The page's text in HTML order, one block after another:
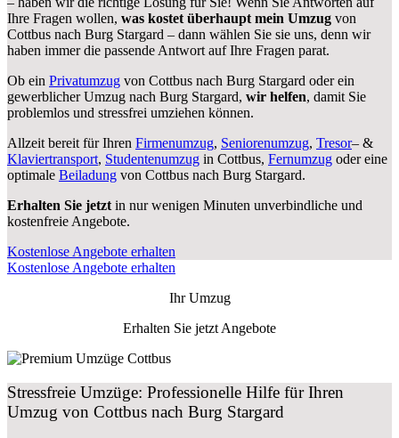
Ihre Fragen wollen, was kostet überhaupt mein Umzug von
Cottbus nach Burg Stargard – dann wählen Sie sie uns, denn wir
haben immer die passende Antwort auf Ihre Fragen parat.
Ob ein Privatumzug von Cottbus nach Burg Stargard oder ein
gewerblicher Umzug nach Burg Stargard, wir helfen, damit Sie
problemlos und stressfrei umziehen können.
Allzeit bereit für Ihren Firmenumzug, Seniorenumzug, Tresor– &
Klaviertransport, Studentenumzug in Cottbus, Fernumzug oder eine
optimale Beiladung von Cottbus nach Burg Stargard.
Erhalten Sie jetzt in nur wenigen Minuten unverbindliche und
kostenfreie Angebote.
Kostenlose Angebote erhalten
Kostenlose Angebote erhalten
Ihr Umzug
Erhalten Sie jetzt Angebote
Stressfreie Umzüge: Professionelle Hilfe für Ihren
Umzug von Cottbus nach Burg Stargard